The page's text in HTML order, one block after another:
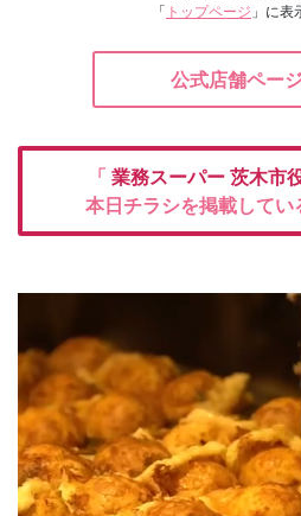
「 トップページ 」に表
公式店舗ペー
「 業務スーパー 茨木市
本日チラシを掲載してい